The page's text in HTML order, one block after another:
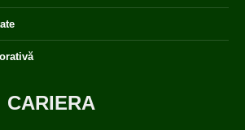
CARIERA